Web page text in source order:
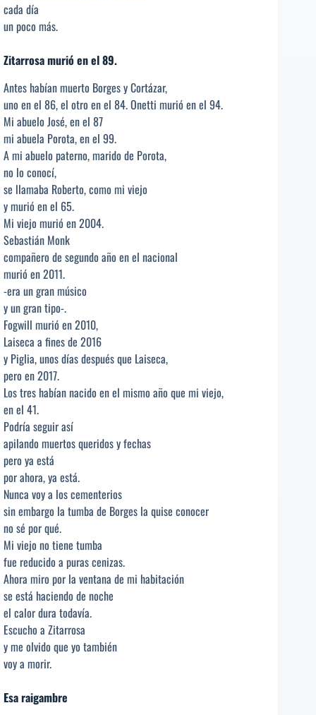
cada día
un poco más.
Zitarrosa murió en el 89.
Antes habían muerto Borges y Cortázar,
uno en el 86, el otro en el 84. Onetti murió en el 94.
Mi abuelo José, en el 87
mi abuela Porota, en el 99.
A mi abuelo paterno, marido de Porota,
no lo conocí,
se llamaba Roberto, como mi viejo
y murió en el 65.
Mi viejo murió en 2004.
Sebastián Monk
compañero de segundo año en el nacional
murió en 2011.
-era un gran músico
y un gran tipo-.
Fogwill murió en 2010,
Laiseca a fines de 2016
y Piglia, unos días después que Laiseca,
pero en 2017.
Los tres habían nacido en el mismo año que mi viejo,
en el 41.
Podría seguir así
apilando muertos queridos y fechas
pero ya está
por ahora, ya está.
Nunca voy a los cementerios
sin embargo la tumba de Borges la quise conocer
no sé por qué.
Mi viejo no tiene tumba
fue reducido a puras cenizas.
Ahora miro por la ventana de mi habitación
se está haciendo de noche
el calor dura todavía.
Escucho a Zitarrosa
y me olvido que yo también
voy a morir.
Esa raigambre